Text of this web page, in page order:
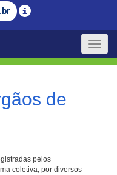
Legislação
Toggle
de
pelos
coletiva, por diversos